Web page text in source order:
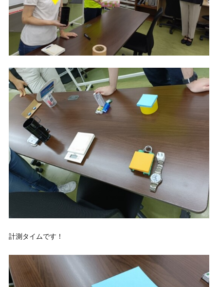
計測タイムです！